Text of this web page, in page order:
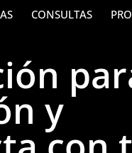
CONSULTAS
y